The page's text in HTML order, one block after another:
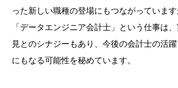
った新しい職種の登場にもつながっていま
「データエンジニア会計士」という仕事は
見とのシナジーもあり、今後の会計士の活
にもなる可能性を秘めています。